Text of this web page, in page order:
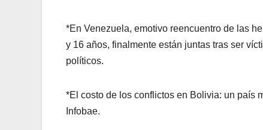
*En Venezuela, emotivo reencuentro de las
y 16 años, finalmente están juntas tras ser
políticos.
*El costo de los conflictos en Bolivia: un país
Infobae.